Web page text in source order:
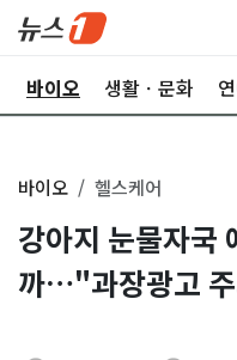
바이오 생활ㆍ문화
바이오 헬스케어
강아지 눈물자국
까…"과장광고